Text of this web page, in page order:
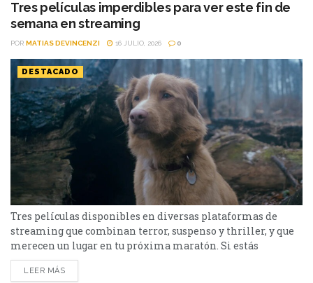
Tres películas imperdibles para ver este fin de
semana en streaming
POR MATIAS DEVINCENZI 16 JULIO, 2026 0
DESTACADO
Tres películas disponibles en diversas plataformas de
streaming que combinan terror, suspenso y thriller, y que
merecen un lugar en tu próxima maratón. Si estás
buscando qué ver en streaming, hay tres películas muy
diferentes entre sí que llegaron a las principales
LEER MÁS